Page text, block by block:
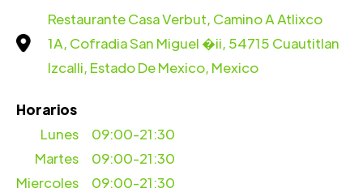
Restaurante Casa Verbut, Camino A Atlixco
1A, Cofradia San Miguel �ii, 54715 Cuautitlan
Izcalli, Estado De Mexico, Mexico
Horarios
09:00-21:30
Martes
Miercoles
Lunes
09:00-21:30
09:00-21:30